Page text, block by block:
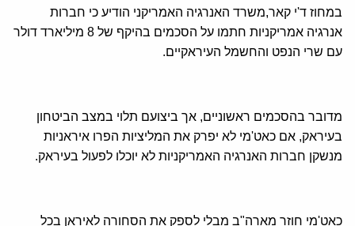
במחוז ד'י קאר,משרד האנרגיה האמריקני הודיע כי חברות
אנרגיה אמריקניות חתמו על הסכמים בהיקף של 8 מיליארד דולר
עם שרי הנפט והחשמל העיראקיים.
מדובר בהסכמים ראשוניים, אך ביצועם תלוי במצב הביטחון
בעיראק, אם כאט'מי לא יפרק את המליציות הפרו איראניות
מנשקן חברות האנרגיה האמריקניות לא יוכלו לפעול בעיראק.
כאט'מי חוזר מארה"ב מבלי לספק את הסחורה לאיראן בכל